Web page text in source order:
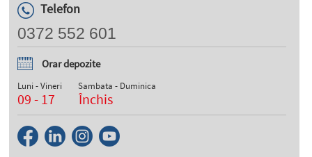
Telefon
0372 552 601
Orar depozite
Luni - Vineri
09 - 17
Sambata - Duminica
Închis